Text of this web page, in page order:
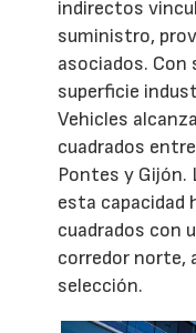
indirectos
suministro,
asociados. Con
superficie
Vehicles
cuadrados
Pontes y Gijón.
esta capacidad
cuadrados con
corredor norte,
selección.